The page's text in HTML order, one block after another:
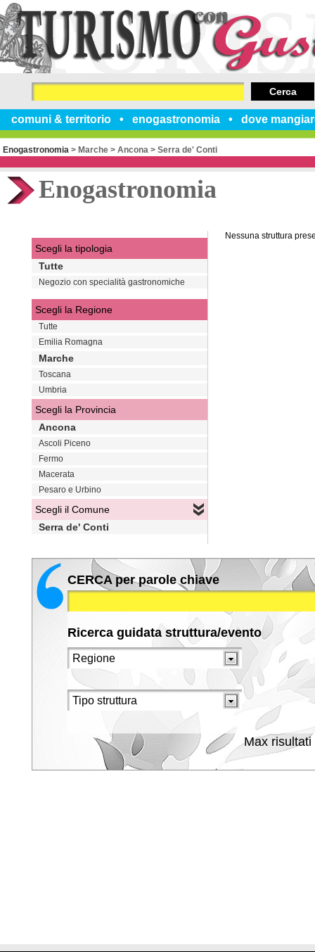
comuni & territorio enogastronomia dove
Cerca
Enogastronomia > Marche > Ancona > Serra de' Conti
Enogastronomia
Nessuna struttura
Scegli la tipologia
Tutte
Negozio con specialità gastronomiche
Scegli la Regione
Tutte
Emilia Romagna
Marche
Toscana
Umbria
Scegli la Provincia
Ancona
Ascoli Piceno
Fermo
Macerata
Pesaro e Urbino
Scegli il Comune
Serra de' Conti
CERCA per parole chiave
Ricerca guidata struttura/evento
Max risultati